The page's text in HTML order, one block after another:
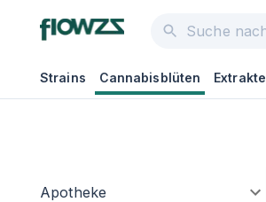
Strains Cannabisblüten Extrakte
Apotheke